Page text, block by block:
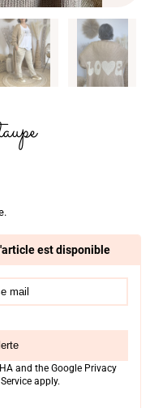
est disponible
and the Google Privacy
apply.